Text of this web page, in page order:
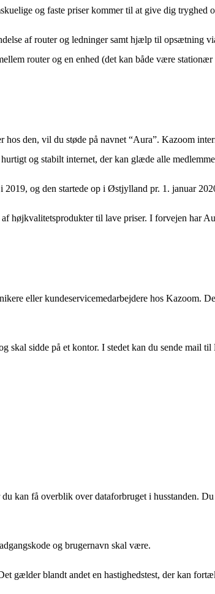
og faste priser kommer til at give dig tryghed
af router og ledninger samt hjælp til opsætning
router og en enhed (det kan både være
den, vil du støde på navnet “Aura”. Kazoom
og stabilt internet, der kan glæde alle
og den startede op i Østjylland pr. 1. januar
højkvalitetsprodukter til lave priser. I forvejen har
eller kundeservicemedarbejdere hos Kazoom.
skal sidde på et kontor. I stedet kan du sende mail
kan få overblik over dataforbruget i husstanden.
og brugernavn skal være.
gælder blandt andet en hastighedstest, der kan